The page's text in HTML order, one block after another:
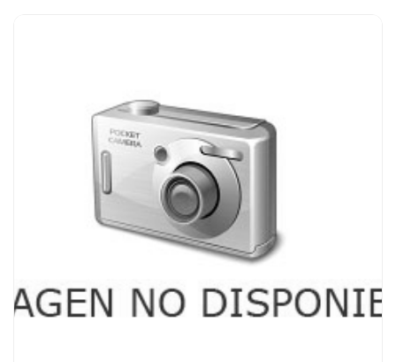
MONICA NEGRON
CARGO:
Agente Inmobiliario
EMAIL:
monica@dainmobiliaria.es
696463839